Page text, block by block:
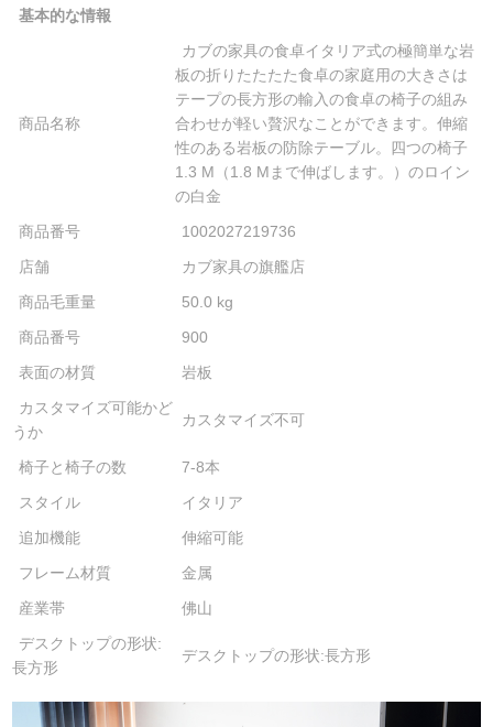
基本的な情報
商品名称
カブの家具の食卓イタリア式の極簡単な岩
板の折りたたたた食卓の家庭用の大きさは
テープの長方形の輸入の食卓の椅子の組み
合わせが軽い贅沢なことができます。伸縮
性のある岩板の防除テーブル。四つの椅子
1.3 M（1.8 Mまで伸ばします。）のロイン
の白金
商品番号
1002027219736
店舗
カブ家具の旗艦店
商品毛重量
50.0 kg
商品番号
900
表面の材質
岩板
カスタマイズ可能かど
うか
カスタマイズ不可
椅子と椅子の数
7-8本
スタイル
イタリア
追加機能
伸縮可能
フレーム材質
金属
産業帯
佛山
デスクトップの形状:
長方形
デスクトップの形状:長方形